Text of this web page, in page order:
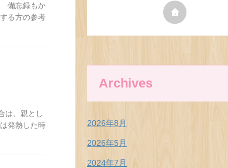
備忘録もか
る方の参考
は、親とし
発熱した時
Archives
2026年8月
2026年5月
2024年7月